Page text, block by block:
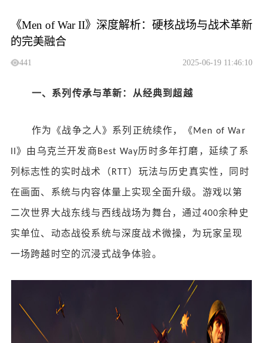
《Men of War II》深度解析：硬核战场与战术革新
的完美融合
441 2025-06-19 11:46:10
一、系列传承与革新：从经典到超越
作为《战争之人》系列正统续作，《 Men of War
》由乌克兰开发商 Best Way历时多年打磨，延续了系
列标志性的实时战术（ RTT）玩法与历史真实性，同时
在画面、系统与内容体量上实现全面升级。游戏以第
二次世界大战东线与西线战场为舞台，通过400余种史
实单位、动态战役系统与深度战术微操，为玩家呈现
一场跨越时空的沉浸式战争体验。